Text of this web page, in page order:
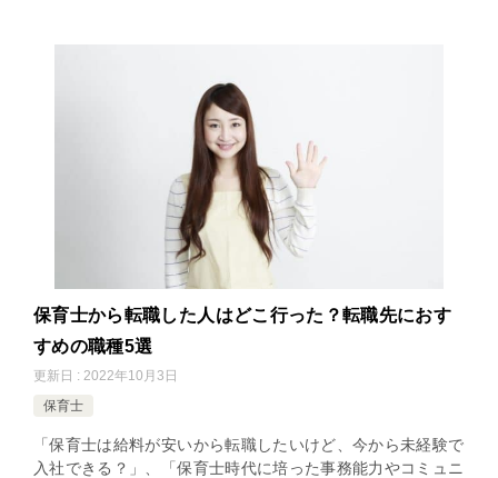
保育士から転職した人はどこ行った？転職先におす
すめの職種5選
更新日 : 2022年10月3日
保育士
「保育士は給料が安いから転職したいけど、今から未経験で
入社できる？」、「保育士時代に培った事務能力やコミュニ